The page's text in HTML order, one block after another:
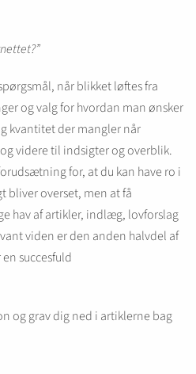
når blikket løftes fra
og valg for hvordan man ønsker
kvantitet der mangler når
videre til indsigter og overblik.
for, at du kan have ro i
bliver overset, men at få
hav af artikler, indlæg, lovforslag
viden er den anden halvdel af
succesfuld
og grav dig ned i artiklerne bag